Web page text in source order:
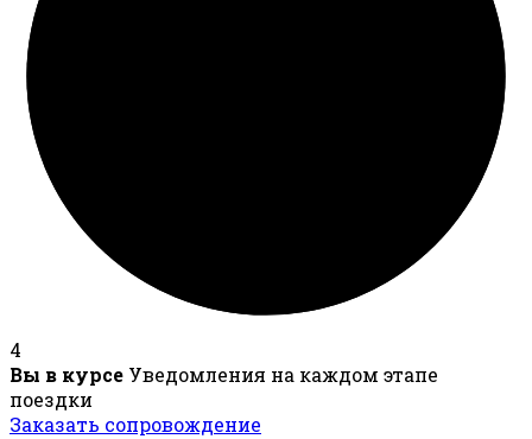
4
Вы в курсе Уведомления на каждом этапе
поездки
Заказать сопровождение